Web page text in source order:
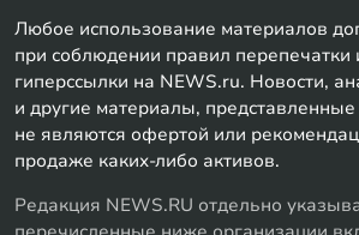
Любое использование материалов
при соблюдении правил перепечатки
гиперссылки на NEWS.ru. Новости,
и другие материалы,
не являются офертой или
продаже каких-либо активов.
Редакция NEWS.RU отдельно